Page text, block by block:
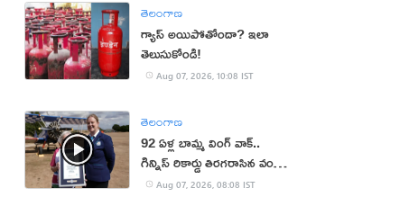
తెలంగాణ
గ్యాస్ అయిపోతోందా? ఇలా
తెలుసుకోండి!
Aug 07, 2026, 10:08 IST
తెలంగాణ
92 ఏళ్ల బామ్మ వింగ్ వాక్..
గిన్నిస్ రికార్డు తిరగరాసిన వండర్
ఉమెన్Aug 07, 2026, 08:08 IST